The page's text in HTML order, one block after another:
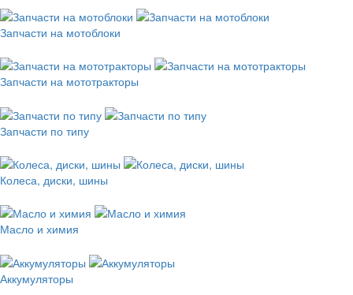
Запчасти на мотоблоки
Запчасти на мототракторы
Запчасти по типу
Колеса, диски, шины
Масло и химия
Аккумуляторы